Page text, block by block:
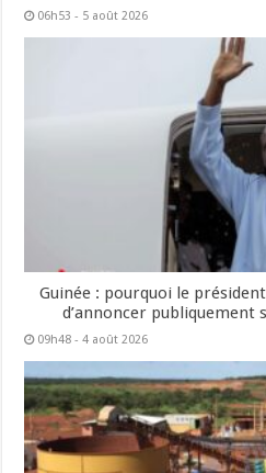
06h53 - 5 août 2026
Guinée : pourquoi le
d’annoncer publiquement
09h48 - 4 août 2026